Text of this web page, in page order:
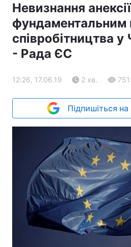
Невизнання
фундаментальним
співробітництва
- Рада ЄС
12:26, 17.06.19 2 хв.
Підпишіться